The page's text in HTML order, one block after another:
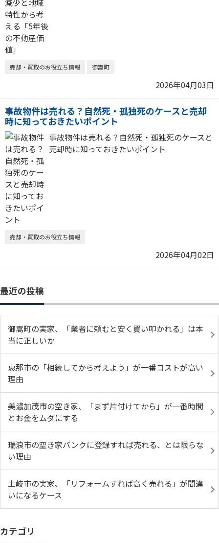
売却・買取のお役立ち情報 御嵩町
2026年04月03日
事故物件は売れる？自然死・孤独死のケースと売却
時に知っておきたいポイント
事故物件は売れる？自然死・孤独死のケースと
売却時に知っておきたいポイント
売却・買取のお役立ち情報
2026年04月02日
最近の投稿
御嵩町の実家、「業者に頼むと安く買い叩かれる」は本
当に正しいか
恵那市の「相続してから考えよう」が一番コストが高い
理由
美濃加茂市の空き家、「まず片付けてから」が一番時間
とお金をムダにする
瑞浪市の空き家バンクに登録すれば売れる、とは限らな
い理由
土岐市の実家、「リフォームすれば高く売れる」が間違
いになるケース
カテゴリ